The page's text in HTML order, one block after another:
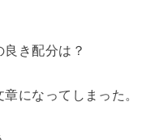
き配分は？
になってしまった。